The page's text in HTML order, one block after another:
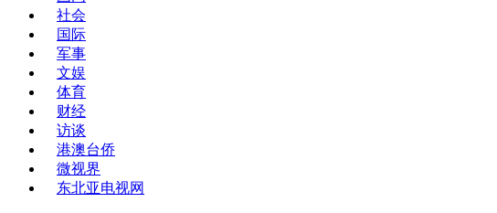
社会
国际
军事
文娱
体育
财经
访谈
港澳台侨
微视界
东北亚电视网